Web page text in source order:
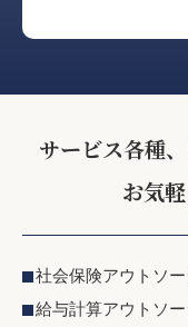
サービス各種
お気
社会保険アウトソ
給与計算アウトソ